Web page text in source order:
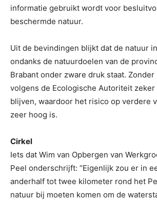
informatie gebruikt wordt voor
beschermde natuur.
Uit de bevindingen blijkt dat de natuur
ondanks de natuurdoelen van de
Brabant onder zware druk staat.
volgens de Ecologische Autoriteit
blijven, waardoor het risico op verdere
zeer hoog is.
Cirkel
Iets dat Wim van Opbergen van
Peel onderschrijft: “Eigenlijk zou er in
anderhalf tot twee kilometer rond het
natuur bij moeten komen om de